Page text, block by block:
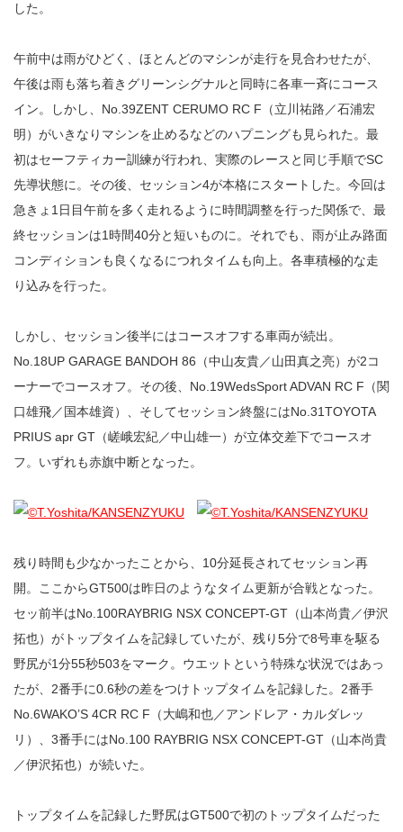
した。
午前中は雨がひどく、ほとんどのマシンが走行を見合わせたが、
午後は雨も落ち着きグリーンシグナルと同時に各車一斉にコース
イン。しかし、No.39ZENT CERUMO RC F（立川祐路／石浦宏
明）がいきなりマシンを止めるなどのハプニングも見られた。最
初はセーフティカー訓練が行われ、実際のレースと同じ手順でSC
先導状態に。その後、セッション4が本格にスタートした。今回は
急きょ1日目午前を多く走れるように時間調整を行った関係で、最
終セッションは1時間40分と短いものに。それでも、雨が止み路面
コンディションも良くなるにつれタイムも向上。各車積極的な走
り込みを行った。
しかし、セッション後半にはコースオフする車両が続出。
No.18UP GARAGE BANDOH 86（中山友貴／山田真之亮）が2コ
ーナーでコースオフ。その後、No.19WedsSport ADVAN RC F（関
口雄飛／国本雄資）、そしてセッション終盤にはNo.31TOYOTA
PRIUS apr GT（嵯峨宏紀／中山雄一）が立体交差下でコースオ
フ。いずれも赤旗中断となった。
残り時間も少なかったことから、10分延長されてセッション再
開。ここからGT500は昨日のようなタイム更新が合戦となった。
セッ前半はNo.100RAYBRIG NSX CONCEPT-GT（山本尚貴／伊沢
拓也）がトップタイムを記録していたが、残り5分で8号車を駆る
野尻が1分55秒503をマーク。ウエットという特殊な状況ではあっ
たが、2番手に0.6秒の差をつけトップタイムを記録した。2番手
No.6WAKO’S 4CR RC F（大嶋和也／アンドレア・カルダレッ
リ）、3番手にはNo.100 RAYBRIG NSX CONCEPT-GT（山本尚貴
／伊沢拓也）が続いた。
トップタイムを記録した野尻はGT500で初のトップタイムだった